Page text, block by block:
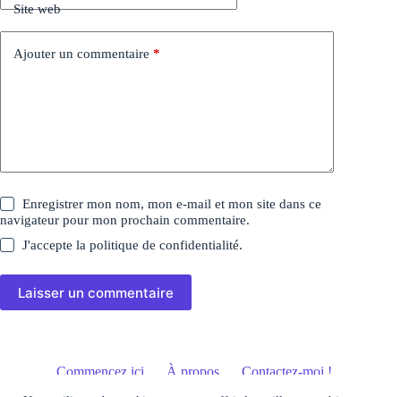
Site web
Ajouter un commentaire *
Enregistrer mon nom, mon e-mail et mon site dans ce
navigateur pour mon prochain commentaire.
J'accepte lapolitique de confidentialité.
Laisser un commentaire
Commencez ici À propos
Contactez-moi !